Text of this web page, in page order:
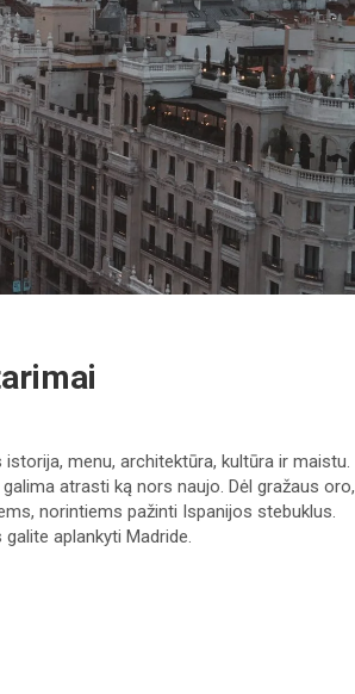
menu, architektūra, kultūra ir maistu.
atrasti ką nors naujo. Dėl gražaus oro,
norintiems pažinti Ispanijos stebuklus.
aplankyti Madride.